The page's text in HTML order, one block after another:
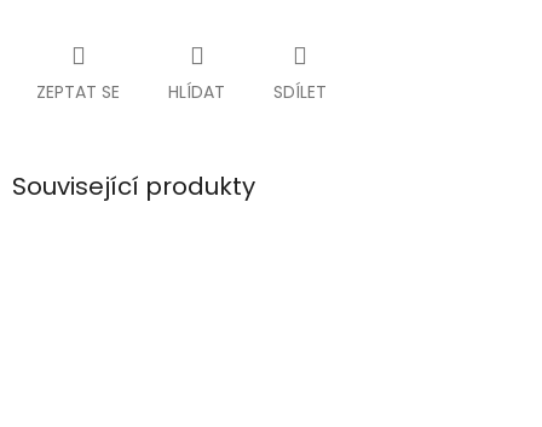
ZEPTAT SE HLÍDAT SDÍLET
Související produkty